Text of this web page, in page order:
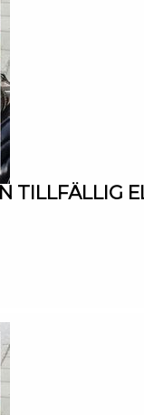
TILLFÄLLIG